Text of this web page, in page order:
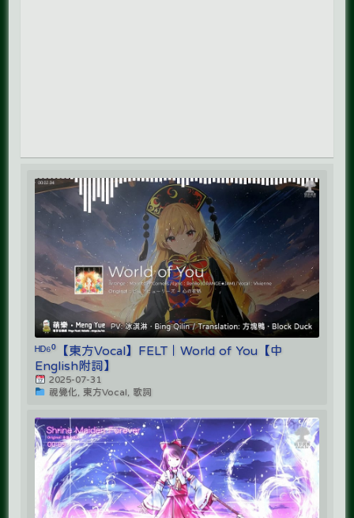
ᴴᴰ⁶⁰【東方Vocal】FELT｜World of You【中
English附詞】
2025-07-31
視覺化, 東方Vocal, 歌詞